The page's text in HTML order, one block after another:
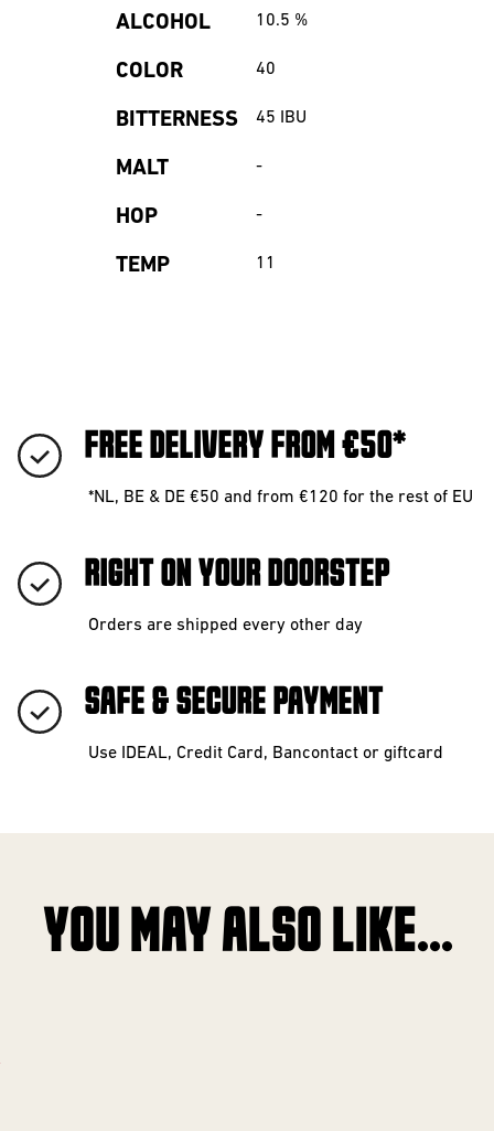
ALCOHOL 10.5 %
COLOR 40
BITTERNESS 45 IBU
MALT -
HOP -
TEMP 11
FREE DELIVERY FROM €50*
*NL, BE & DE €50 and from €120 for the rest of EU
RIGHT ON YOUR DOORSTEP
Orders are shipped every other day
SAFE & SECURE PAYMENT
Use IDEAL, Credit Card, Bancontact or giftcard
YOU MAY ALSO LIKE...